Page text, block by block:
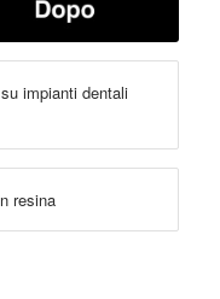
impianti dentali
resina